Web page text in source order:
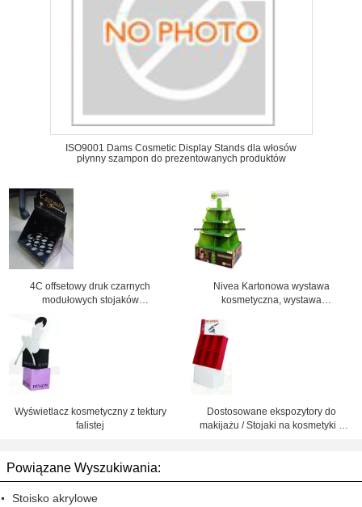
ISO9001 Dams Cosmetic Display Stands dla włosów
płynny szampon do prezentowanych produktów
4C offsetowy druk czarnych
modułowych stojaków
ekspozycyjnych kosmetycznych
dla produktów do pielęgnacji skóry
Nivea Kartonowa wystawa
kosmetyczna, wystawa
Wyświetlacz kosmetyczny z tektury
falistej
Dostosowane ekspozytory do
makijażu / Stojaki na kosmetyki z
Powiązane Wyszukiwania:
Stoisko akrylowe